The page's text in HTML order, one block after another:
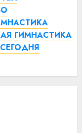
ГИМНАСТИКА